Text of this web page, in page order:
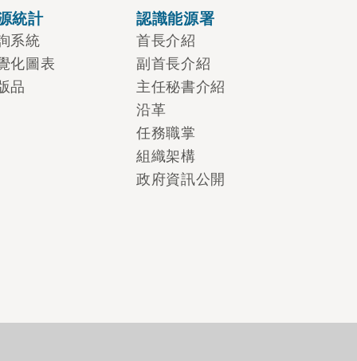
統計
系統
化圖表
品
認識能源署
首長介紹
副首長介紹
主任秘書介紹
沿革
任務職掌
組織架構
政府資訊公開